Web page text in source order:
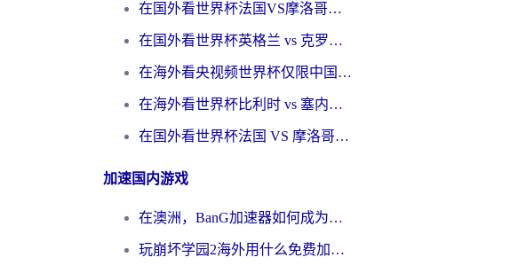
在国外看世界杯法国VS摩洛哥地区限制？这篇指南让你流畅看中文解说无压力
在国外看世界杯英格兰 vs 克罗地亚当前地区不可播放？这篇指南帮你搞定所有海外观赛难题
在海外看央视频世界杯仅限中国大陆？这篇指南帮你解锁中文解说+无卡顿直播
在海外看世界杯比利时 vs 塞内加尔仅限中国大陆？我找到了最流畅的中文解说之路
在国外看世界杯法国 VS 摩洛哥仅限中国大陆？海外党这样看中文解说赛事不卡顿
加速国内游戏
在澳洲，BanG加速器如何成为你国服游戏的“时光机”？
玩崩坏学园2海外用什么免费加速器好？2026海外党亲测国服游戏加速指南